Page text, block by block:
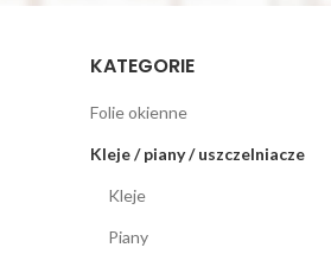
KATEGORIE
Folie okienne
Kleje / piany / uszczelniacze
Kleje
Piany